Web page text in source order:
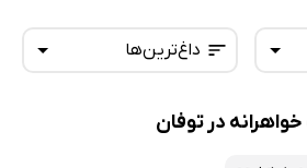
داغ‌ترین‌ها
تازه‌ها
در توفان